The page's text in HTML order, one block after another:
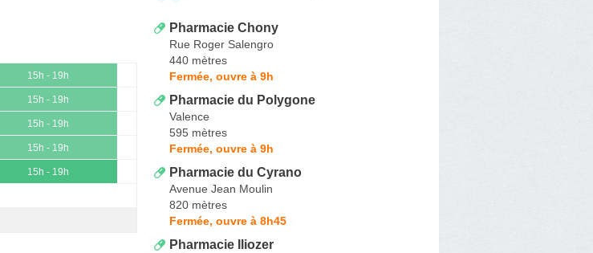
15h - 19h
15h - 19h
15h - 19h
15h - 19h
15h - 19h
Pharmacie Chony
Rue Roger Salengro
440 mètres
Fermée, ouvre à 9h
Pharmacie du Polygone
Valence
595 mètres
Fermée, ouvre à 9h
Pharmacie du Cyrano
Avenue Jean Moulin
820 mètres
Fermée, ouvre à 8h45
Pharmacie Iliozer